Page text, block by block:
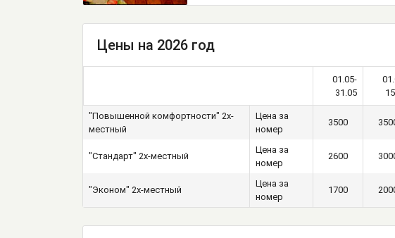
Цены на 2026 год
01.05-
31.05
"Повышенной комфортности" 2х-
местный
Цена за
номер
3500
"Стандарт" 2х-местный
Цена за
номер
2600
"Эконом" 2х-местный
Цена за
номер
1700